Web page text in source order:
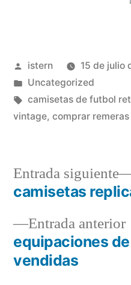
Publicado
por
istern
15 de julio
Publicado
en
Uncategorized
Etiquetas:
camisetas de futbol
vintage, comprar remeras
Navegación
de
entradas
Entrada anterior
equipaciones
vendidas
Entrada siguiente
camisetas